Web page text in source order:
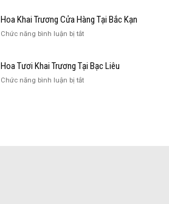
Kạn
Trương
Hàng
Liêu
Hoa Khai Trương Cửa Hàng Tại Bắc Kạn
Chức năng bình luận bị tắtở
Trương
Hàng
Hoa Tươi Khai Trương Tại Bạc Liêu
Chức năng bình luận bị tắtở